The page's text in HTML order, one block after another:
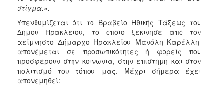
στίγμα.».
Υπενθυμίζεται ότι το Βραβείο Ηθικής Τάξεως του
Δήμου Ηρακλείου, το οποίο ξεκίνησε από τον
αείμνηστο Δήμαρχο Ηρακλείου Μανόλη Καρέλλη,
απονέμεται σε προσωπικότητες ή φορείς που
προσφέρουν στην κοινωνία, στην επιστήμη και στον
πολιτισμό του τόπου μας. Μέχρι σήμερα έχει
απονεμηθεί: